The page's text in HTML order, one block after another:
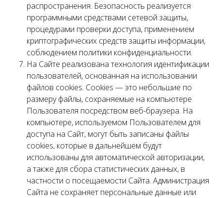
распространения. Безопасность реализуется
программными средствами сетевой защиты,
процедурами проверки доступа, применением
криптографических средств защиты информации,
соблюдением политики конфиденциальности.
На Сайте реализована технология идентификации
пользователей, основанная на использовании
файлов cookies. Cookies — это небольшие по
размеру файлы, сохраняемые на компьютере
Пользователя посредством веб-браузера. На
компьютере, используемом Пользователем для
доступа на Сайт, могут быть записаны файлы
cookies, которые в дальнейшем будут
использованы для автоматической авторизации,
а также для сбора статистических данных, в
частности о посещаемости Сайта. Администрация
Сайта не сохраняет персональные данные или